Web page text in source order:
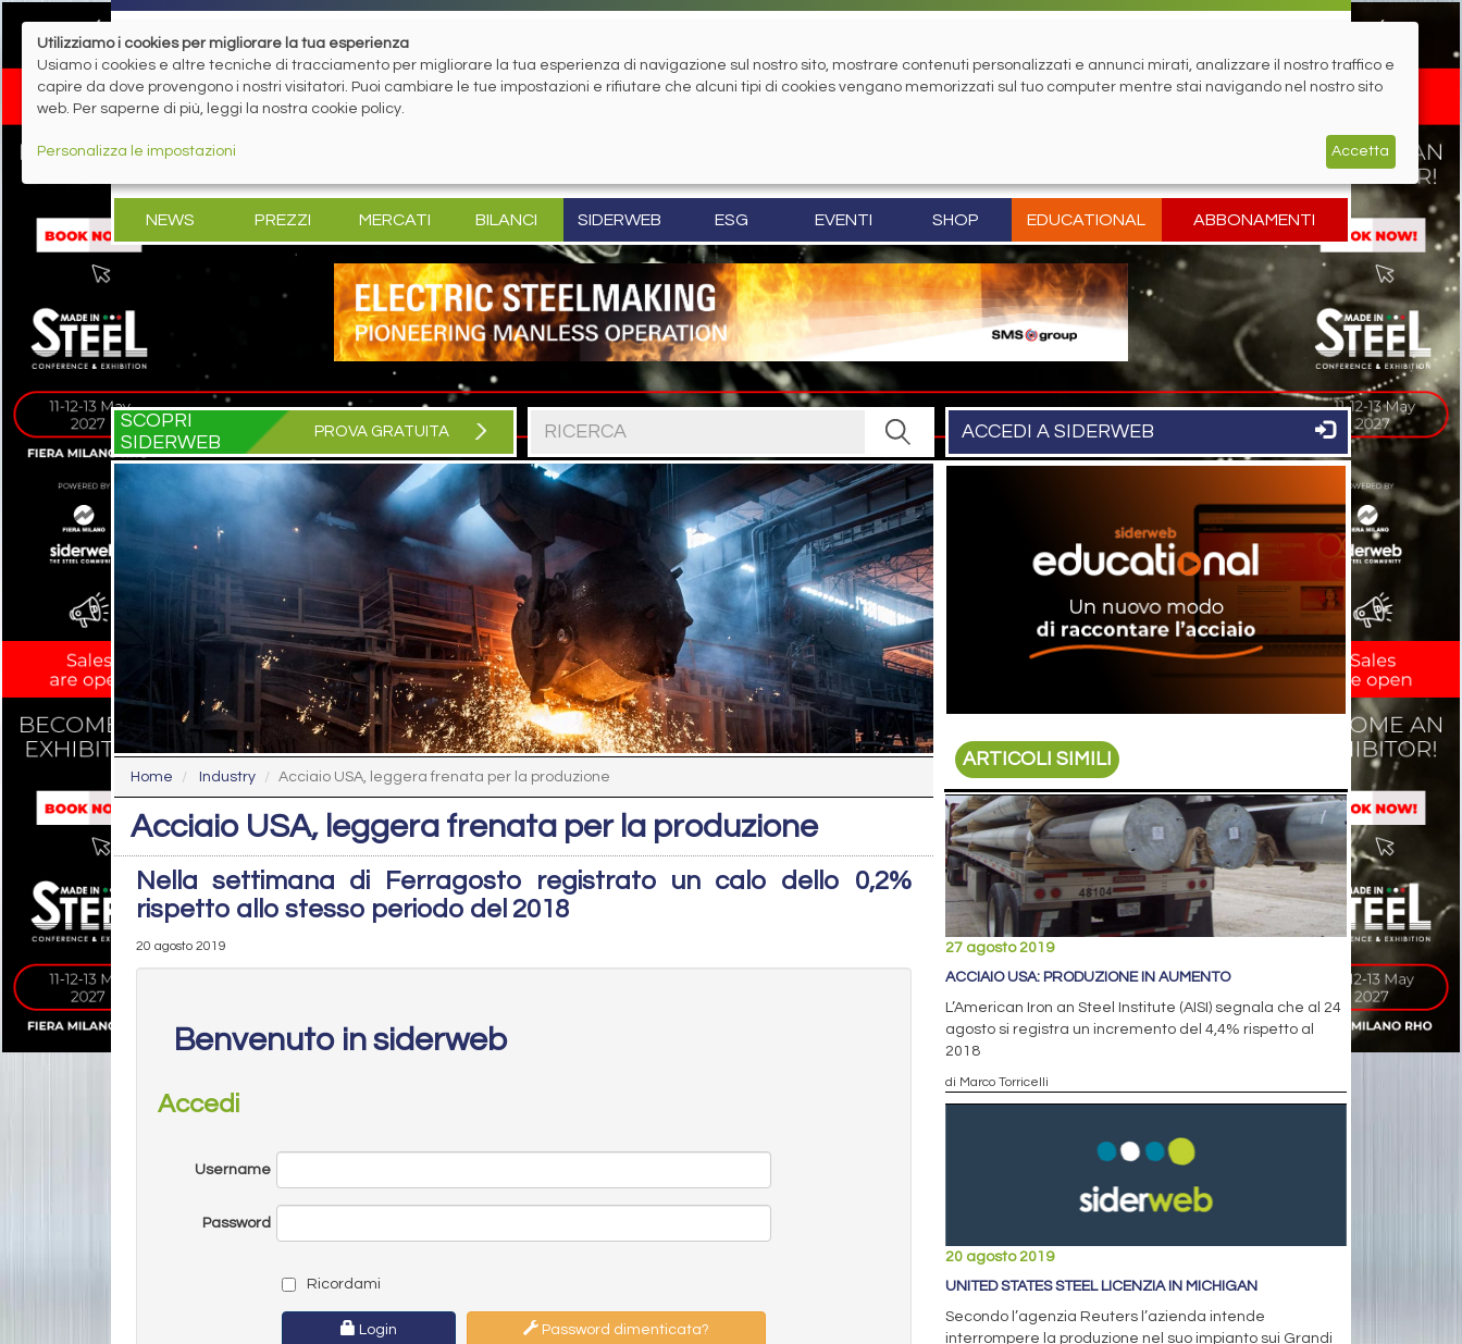
NEWS PREZZI MERCATI BILANCI SIDERWEB ESG EVENTI SHOP EDUCATIONAL ABBONAMENTI
SCOPRI
SIDERWEB
PROVA GRATUITA ACCEDI A SIDERWEB
Home Industry Acciaio USA, leggera frenata per la produzione
Acciaio USA, leggera frenata per la produzione
Nella settimana di Ferragosto registrato un calo dello 0,2%
rispetto allo stesso periodo del 2018
20 agosto 2019
Benvenuto in siderweb
Accedi
Username
Password
Ricordami
Login Password dimenticata?
ARTICOLI SIMILI
27 agosto 2019
ACCIAIO USA: PRODUZIONE IN AUMENTO
L’American Iron an Steel Institute (AISI) segnala che al 24
agosto si registra un incremento del 4,4% rispetto al
2018
di Marco Torricelli
20 agosto 2019
UNITED STATES STEEL LICENZIA IN MICHIGAN
Secondo l’agenzia Reuters l’azienda intende
interrompere la produzione nel suo impianto sui Grandi
Utilizziamo i cookies per migliorare la tua esperienza
Usiamo i cookies e altre tecniche di tracciamento per migliorare la tua esperienza di navigazione sul nostro sito, mostrare contenuti personalizzati e annunci mirati, analizzare il nostro traffico e
capire da dove provengono i nostri visitatori. Puoi cambiare le tue impostazioni e rifiutare che alcuni tipi di cookies vengano memorizzati sul tuo computer mentre stai navigando nel nostro sito
web. Per saperne di più, leggi la nostra cookie policy.
Personalizza le impostazioni Accetta